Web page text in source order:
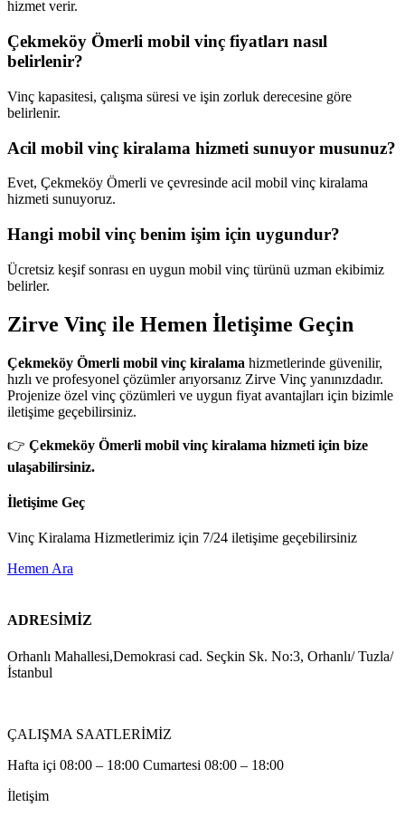
hizmet verir.
Çekmeköy Ömerli mobil vinç fiyatları nasıl
belirlenir?
Vinç kapasitesi, çalışma süresi ve işin zorluk derecesine göre
belirlenir.
Acil mobil vinç kiralama hizmeti sunuyor musunuz?
Evet, Çekmeköy Ömerli ve çevresinde acil mobil vinç kiralama
hizmeti sunuyoruz.
Hangi mobil vinç benim işim için uygundur?
Ücretsiz keşif sonrası en uygun mobil vinç türünü uzman ekibimiz
belirler.
Zirve Vinç ile Hemen İletişime Geçin
Çekmeköy Ömerli mobil vinç kiralama hizmetlerinde güvenilir,
hızlı ve profesyonel çözümler arıyorsanız Zirve Vinç yanınızdadır.
Projenize özel vinç çözümleri ve uygun fiyat avantajları için bizimle
iletişime geçebilirsiniz.
👉 Çekmeköy Ömerli mobil vinç kiralama hizmeti için bize
ulaşabilirsiniz.
İletişime Geç
Vinç Kiralama Hizmetlerimiz için 7/24 iletişime geçebilirsiniz
Hemen Ara
ADRESİMİZ
Orhanlı Mahallesi,Demokrasi cad. Seçkin Sk. No:3, Orhanlı/ Tuzla/
İstanbul
ÇALIŞMA SAATLERİMİZ
Hafta içi 08:00 – 18:00 Cumartesi 08:00 – 18:00
İletişim